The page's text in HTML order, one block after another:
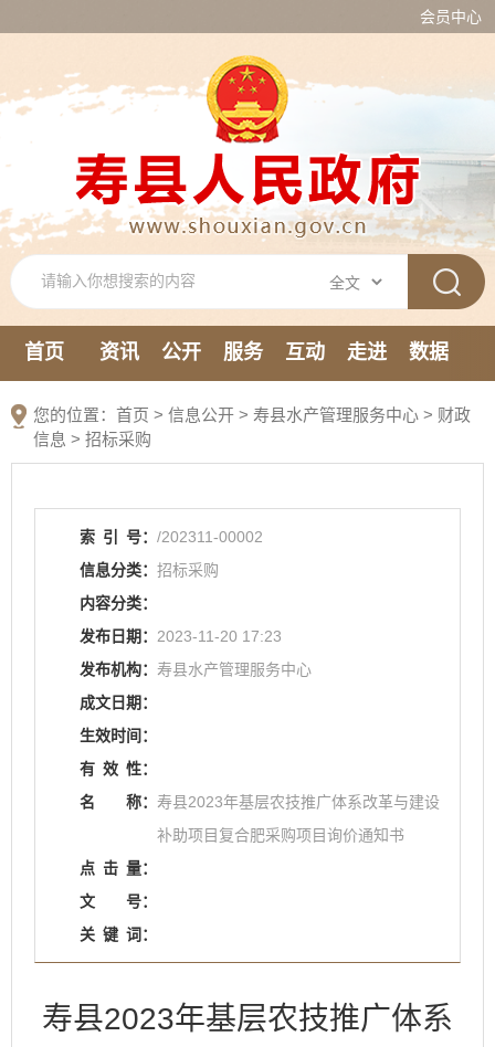
会员中心
首页 资讯 公开 服务 互动 走进
数据
您的位置： 首页 > 信息公开 > 寿县水产管理服务中心 > 财政
信息 > 招标采购
索 引 号： /202311-00002
信息分类： 招标采购
内容分类：
发布日期： 2023-11-20 17:23
发布机构： 寿县水产管理服务中心
成文日期：
生效时间：
有 效 性：
名
称： 寿县2023年基层农技推广体系改革与建设
补助项目复合肥采购项目询价通知书
点 击 量：
文
号：
关 键 词：
寿县2023年基层农技推广体系